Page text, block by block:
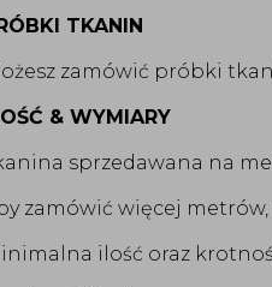
TKANIN
zamówić próbki
& WYMIARY
sprzedawana na
zamówić więcej
ilość oraz